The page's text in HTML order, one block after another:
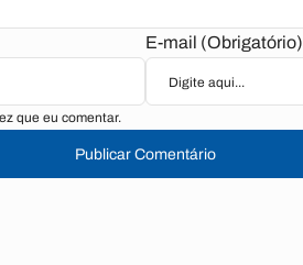
E-mail (Obrigatório)
que eu comentar.
Publicar Comentário